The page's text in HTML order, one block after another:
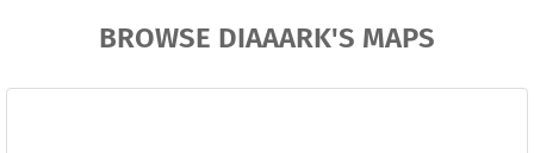
BROWSE DIAAARK'S MAPS